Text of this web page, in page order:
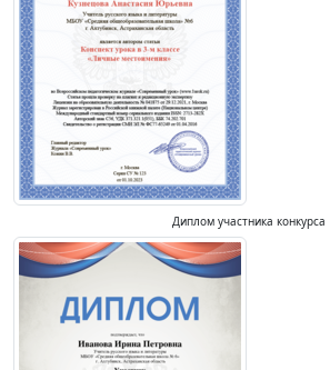
Диплом участника конкурса